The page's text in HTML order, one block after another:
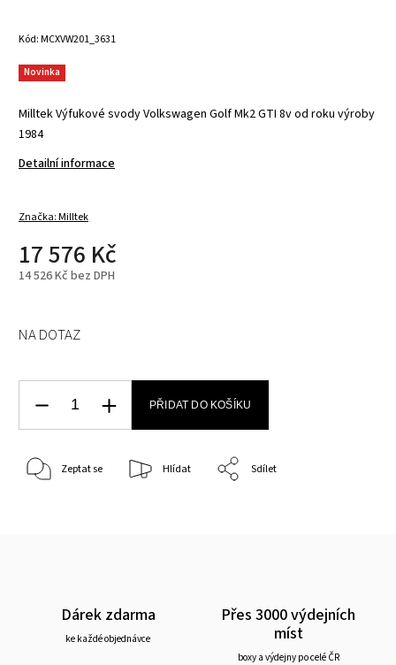
Kód:MCXVW201_3631
Milltek Výfukové svody Volkswagen Golf Mk2 GTI 8v od roku výroby
1984
Detailní informace
Novinka
Značka:Milltek
17 576 Kč
14 526 Kč bez DPH
NA DOTAZ
PŘIDAT DO KOŠÍKU
Zeptat se Hlídat Sdílet
Dárek zdarma
ke každé objednávce
Přes 3000 výdejních
míst
boxy a výdejny po celé ČR